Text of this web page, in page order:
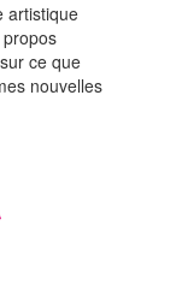
artistique
ce que
nouvelles